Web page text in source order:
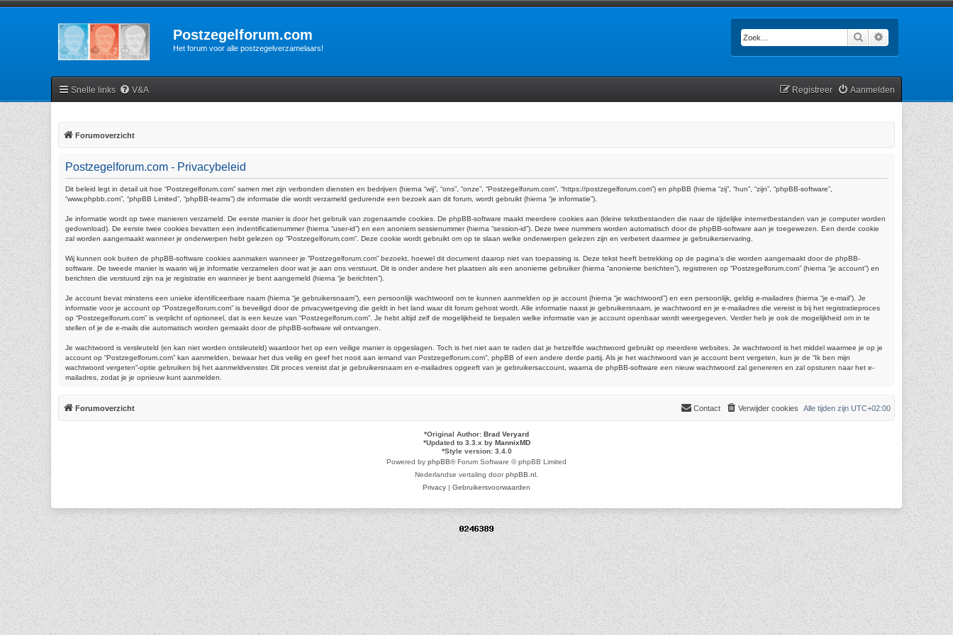
Postzegelforum.com
Het forum voor alle postzegelverzamelaars!
Zoek
Snelle links V&A Aanmelden
Registreer
Forumoverzicht
Postzegelforum.com - Privacybeleid
Dit beleid legt in detail uit hoe “Postzegelforum.com” samen met zijn verbonden diensten en bedrijven (hierna “wij”, “ons”, “onze”, “Postzegelforum.com”, “https://postzegelforum.com”) en phpBB (hierna “zij”, “hun”, “zijn”, “phpBB-software”,
“www.phpbb.com”, “phpBB Limited”, “phpBB-teams”) de informatie die wordt verzameld gedurende een bezoek aan dit forum, wordt gebruikt (hierna “je informatie”).
Je informatie wordt op twee manieren verzameld. De eerste manier is door het gebruik van zogenaamde cookies. De phpBB-software maakt meerdere cookies aan (kleine tekstbestanden die naar de tijdelijke internetbestanden van je computer worden
gedownload). De eerste twee cookies bevatten een indentificatienummer (hierna “user-id”) en een anoniem sessienummer (hierna “session-id”). Deze twee nummers worden automatisch door de phpBB-software aan je toegewezen. Een derde cookie
zal worden aangemaakt wanneer je onderwerpen hebt gelezen op “Postzegelforum.com”. Deze cookie wordt gebruikt om op te slaan welke onderwerpen gelezen zijn en verbetert daarmee je gebruikerservaring.
Wij kunnen ook buiten de phpBB-software cookies aanmaken wanneer je “Postzegelforum.com” bezoekt, hoewel dit document daarop niet van toepassing is. Deze tekst heeft betrekking op de pagina’s die worden aangemaakt door de phpBB-
software. De tweede manier is waarin wij je informatie verzamelen door wat je aan ons verstuurt. Dit is onder andere het plaatsen als een anonieme gebruiker (hierna “anonieme berichten”), registreren op “Postzegelforum.com” (hierna “je account”) en
berichten die verstuurd zijn na je registratie en wanneer je bent aangemeld (hierna “je berichten”).
Je account bevat minstens een unieke identificeerbare naam (hierna “je gebruikersnaam”), een persoonlijk wachtwoord om te kunnen aanmelden op je account (hierna “je wachtwoord”) en een persoonlijk, geldig e-mailadres (hierna “je e-mail”). Je
informatie voor je account op “Postzegelforum.com” is beveiligd door de privacywetgeving die geldt in het land waar dit forum gehost wordt. Alle informatie naast je gebruikersnaam, je wachtwoord en je e-mailadres die vereist is bij het registratieproces
op “Postzegelforum.com” is verplicht of optioneel, dat is een keuze van “Postzegelforum.com”. Je hebt altijd zelf de mogelijkheid te bepalen welke informatie van je account openbaar wordt weergegeven. Verder heb je ook de mogelijkheid om in te
stellen of je de e-mails die automatisch worden gemaakt door de phpBB-software wil ontvangen.
Je wachtwoord is versleuteld (en kan niet worden ontsleuteld) waardoor het op een veilige manier is opgeslagen. Toch is het niet aan te raden dat je hetzelfde wachtwoord gebruikt op meerdere websites. Je wachtwoord is het middel waarmee je op je
account op “Postzegelforum.com” kan aanmelden, bewaar het dus veilig en geef het nooit aan iemand van Postzegelforum.com”, phpBB of een andere derde partij. Als je het wachtwoord van je account bent vergeten, kun je de “Ik ben mijn
wachtwoord vergeten”-optie gebruiken bij het aanmeldvenster. Dit proces vereist dat je gebruikersnaam en e-mailadres opgeeft van je gebruikersaccount, waarna de phpBB-software een nieuw wachtwoord zal genereren en zal opsturen naar het e-
mailadres, zodat je je opnieuw kunt aanmelden.
Forumoverzicht Alle tijden zijn UTC+02:00
Verwijder cookies
Contact
*Original Author: Brad Veryard
*Updated to 3.3.x by MannixMD
*Style version: 3.4.0
Powered by phpBB® Forum Software © phpBB Limited
Nederlandse vertaling doorphpBB.nl
Privacy | Gebruikersvoorwaarden